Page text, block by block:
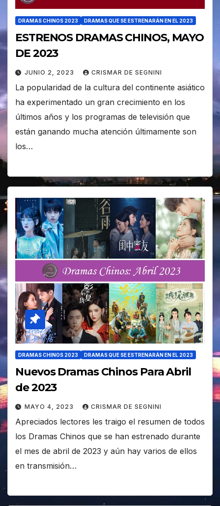
DRAMAS CHINOS 2023 DRAMAS QUE SE ESTRENARÁN EN EL 2023
ESTRENOS DRAMAS CHINOS, MAYO
DE 2023
JUNIO 2, 2023 CRISMAR DE SEGNINI
La popularidad de la cultura del continente asiático
ha experimentado un gran crecimiento en los
últimos años y los programas de televisión que
están ganando mucha atención últimamente son
los…
DRAMAS CHINOS 2023 DRAMAS QUE SE ESTRENARÁN EN EL 2023
Nuevos Dramas Chinos Para Abril
de 2023
MAYO 4, 2023 CRISMAR DE SEGNINI
Apreciados lectores les traigo el resumen de todos
los Dramas Chinos que se han estrenado durante
el mes de abril de 2023 y aún hay varios de ellos
en transmisión…